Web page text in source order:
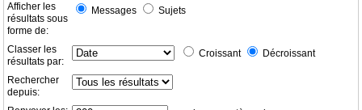
Afficher les
résultats sous
forme de:
Messages Sujets
Classer les
résultats par:
Croissant Décroissant
Rechercher
depuis: